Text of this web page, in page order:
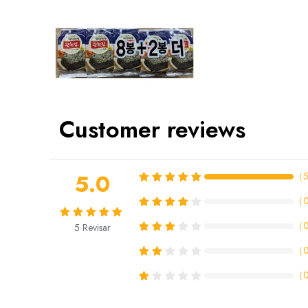
Customer reviews
5.0
5 Revisar
（5
（0
（0
（0
（0